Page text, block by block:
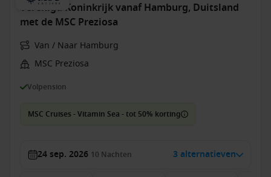
Verenigd Koninkrijk vanaf Hamburg, Duitsland
met de MSC Preziosa
Van / Naar Hamburg
MSC Preziosa
Volpension
MSC Cruises - Vitamin Sea - tot 50% korting
24 sep. 2026 10 Nachten 3 alternatieven